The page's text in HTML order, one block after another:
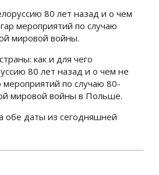
80 лет назад и о чем
мероприятий по случаю
мировой войны.
как и для чего
80 лет назад и о чем не
мероприятий по случаю 80-
мировой войны в Польше.
обе даты из сегодняшней